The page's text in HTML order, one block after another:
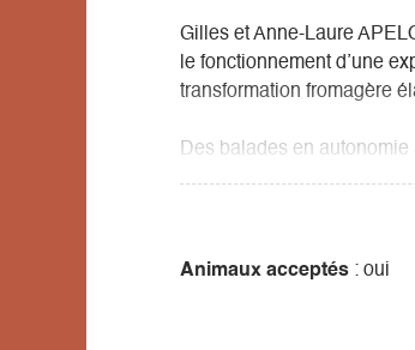
Gilles et Anne-Laure
le fonctionnement d’une
transformation fromagère
Des balades en
Animaux acceptés : oui